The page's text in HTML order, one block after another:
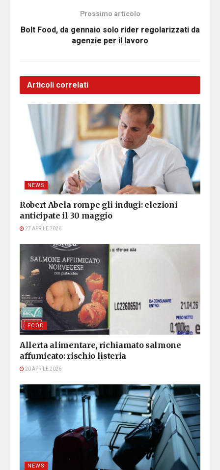
Prossimo articolo
Bolt Food, da gennaio solo rider regolarizzati da
agenzie per il lavoro
Articoli correlati
NEWS
Robert Abela rompe gli indugi: elezioni
anticipate il 30 maggio
27 APRILE 2026
FOOD
Allerta alimentare, richiamato salmone
affumicato: rischio listeria
20 APRILE 2026
NEWS